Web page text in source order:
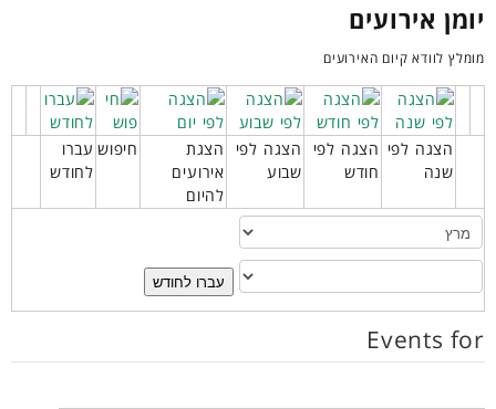
יומן אירועים
מומלץ לוודא קיום האירועים
הצגה לפי
שנה
הצגה לפי
חודש
הצגה לפי
שבוע
הצגת
אירועים
להיום
חיפוש עברו
לחודש
עברו לחודש
Events for